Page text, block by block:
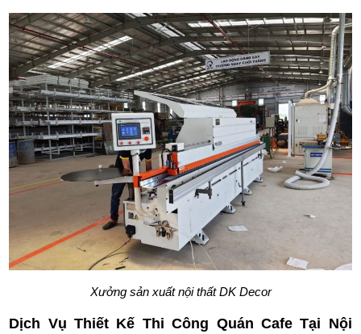
Xưởng sản xuất nội thất DK Decor
Dịch Vụ Thiết Kế Thi Công Quán Cafe Tại Nội